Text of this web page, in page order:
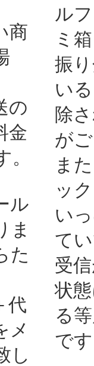
商
の
金
ル
ま
た
代
メ
し
ル
ミ
振
い
除
が
ま
ッ
い
て
受
状
る
で